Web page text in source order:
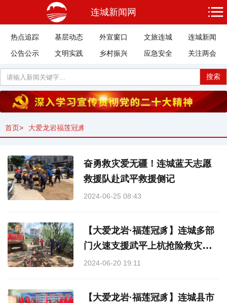
连城新闻网
热点追踪 基层动态 外宣窗口 文旅连城
连城新闻
公告公示
文明实践 乡村振兴 应急安全 关注两会
搜索
首页> 大爱龙岩福莲冠豸
奋勇救灾爱无疆！连城蓝天志愿
救援队赴武平救援侧记
2024-06-25 08:43
【大爱龙岩·福莲冠豸】连城多部
门火速支援武平上杭抢险救灾工
作
2024-06-20 19:11
【大爱龙岩·福莲冠豸】连城县市